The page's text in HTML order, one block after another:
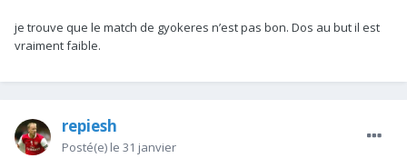
je trouve que le match de gyokeres n’est pas bon. Dos au but il est
vraiment faible.
repiesh
Posté(e) le 31 janvier